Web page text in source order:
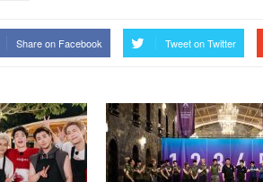
Share on Facebook Tweet on Twitter